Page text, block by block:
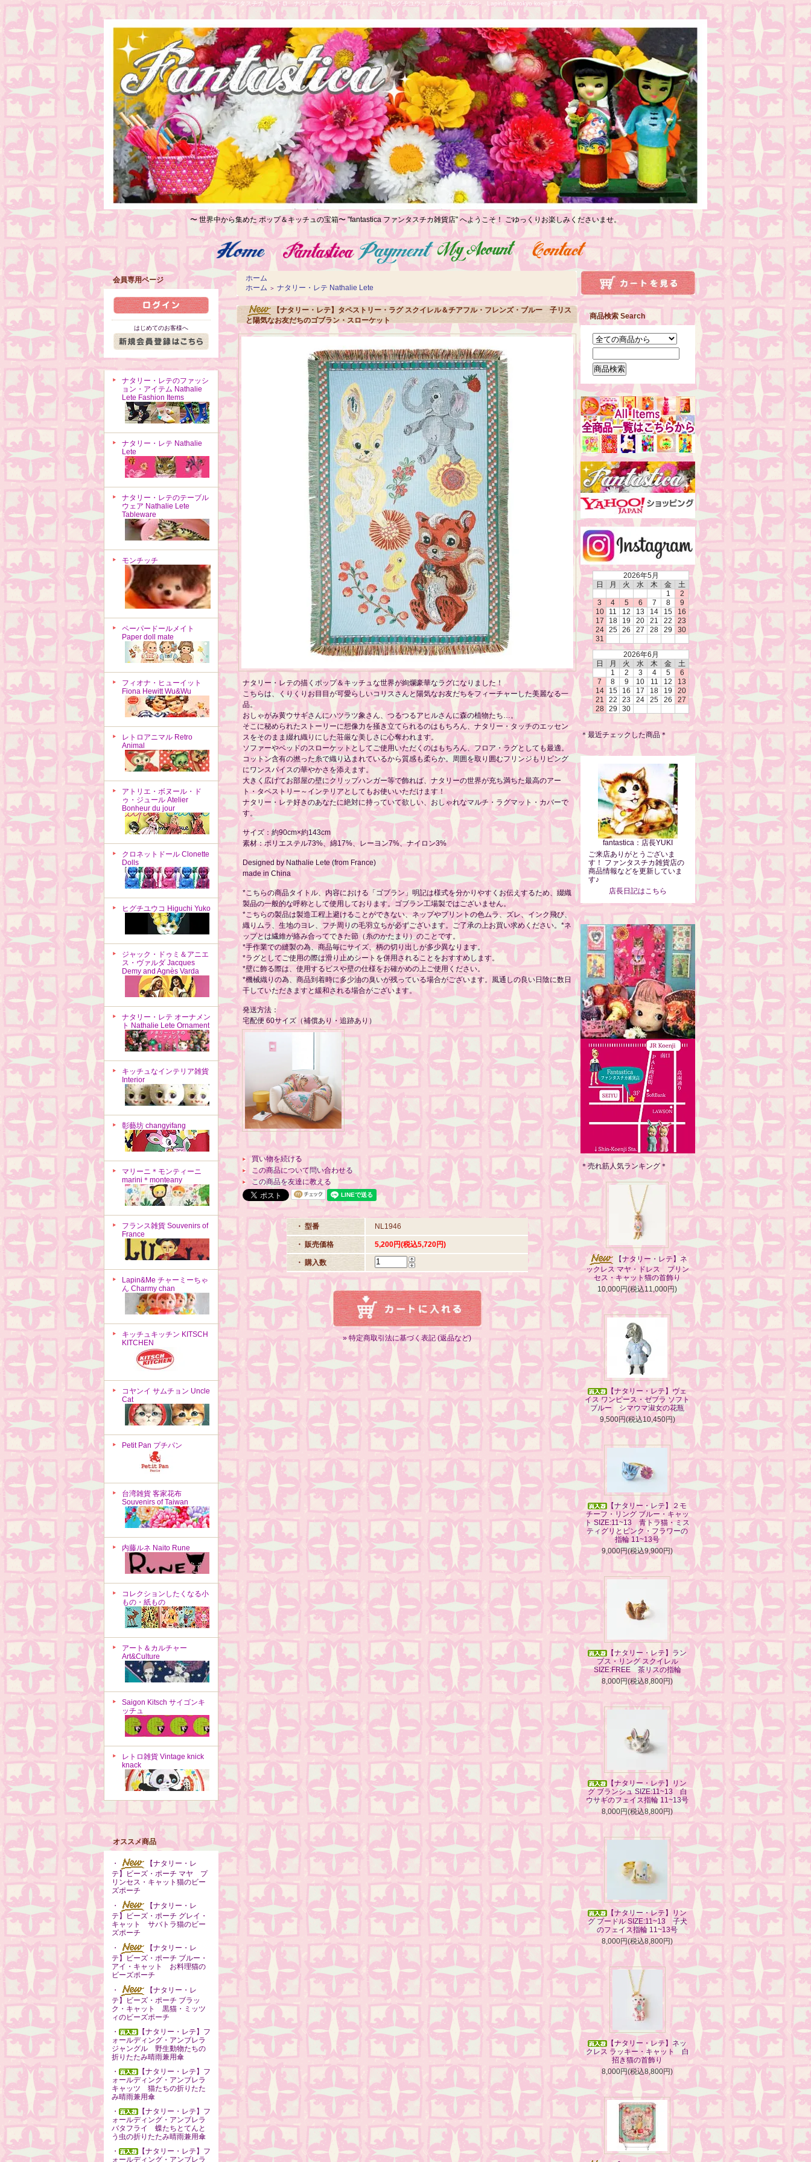
ファンタスチカ レトロ ナタリーレテ クロネットドール ヒグチユウコ キッチュキッチン Lapin&me tokyo koenji 東京 高円寺
〜 世界中から集めた ポップ＆キッチュの宝箱〜 "fantastica ファンタスチカ雑貨店" へようこそ！ ごゆっくりお楽しみくださいませ。
会員専用ページ
はじめてのお客様へ
ナタリー・レテのファッシ
ョン・アイテム Nathalie
Lete Fashion Items
ナタリー・レテ Nathalie
Lete
ナタリー・レテのテーブル
ウェア Nathalie Lete
Tableware
モンチッチ
ペーパードールメイト
Paper doll mate
フィオナ・ヒューイット
Fiona Hewitt Wu&Wu
レトロアニマル Retro
Animal
アトリエ・ボヌール・ド
ゥ・ジュール Atelier
Bonheur du jour
クロネットドール Clonette
Dolls
ヒグチユウコ Higuchi Yuko
ジャック・ドゥミ＆アニエ
ス・ヴァルダ Jacques
Demy and Agnès Varda
ナタリー・レテ オーナメン
ト Nathalie Lete Ornament
キッチュなインテリア雑貨
Interior
彰藝坊 changyifang
マリーニ＊モンティーニ
marini＊monteany
フランス雑貨 Souvenirs of
France
Lapin&Me チャーミーちゃ
ん Charmy chan
キッチュキッチン KITSCH
KITCHEN
コヤンイ サムチョン Uncle
Cat
Petit Pan プチパン
台湾雑貨 客家花布
Souvenirs of Taiwan
内藤ルネ Naito Rune
コレクションしたくなる小
もの・紙もの
アート＆カルチャー
Art&Culture
Saigon Kitsch サイゴンキ
ッチュ
レトロ雑貨 Vintage knick
knack
オススメ商品
・
【ナタリー・レ
テ】ビーズ・ポーチ マヤ プ
リンセス・キャット猫のビー
ズポーチ
・
【ナタリー・レ
テ】ビーズ・ポーチ グレイ・
キャット サバトラ猫のビー
ズポーチ
・
【ナタリー・レ
テ】ビーズ・ポーチ ブルー・
アイ・キャット お料理猫の
ビーズポーチ
・
【ナタリー・レ
テ】ビーズ・ポーチ ブラッ
ク・キャット 黒猫・ミッツ
ィのビーズポーチ
・
【ナタリー・レテ】フ
ォールディング・アンブレラ
ジャングル 野生動物たちの
折りたたみ晴雨兼用傘
・
【ナタリー・レテ】フ
ォールディング・アンブレラ
キャッツ 猫たちの折りたた
み晴雨兼用傘
・
【ナタリー・レテ】フ
ォールディング・アンブレラ
バタフライ 蝶たちとてんと
う虫の折りたたみ晴雨兼用傘
・
【ナタリー・レテ】フ
ォールディング・アンブレラ
ホーム
ホーム ＞ ナタリー・レテ Nathalie Lete
【ナタリー・レテ】タペストリー・ラグ スクイレル＆チアフル・フレンズ・ブルー 子リス
と陽気なお友だちのゴブラン・スローケット
ナタリー・レテの描くポップ＆キッチュな世界が絢爛豪華なラグになりました！
こちらは、くりくりお目目が可愛らしいコリスさんと陽気なお友だちをフィーチャーした美麗なる一
品。
おしゃがみ黄ウサギさんにハツラツ象さん、つるつるアヒルさんに森の植物たち…。
そこに秘められたストーリーに想像力を掻き立てられるのはもちろん、ナタリー・タッチのエッセン
スをそのまま綴れ織りにした荘厳な美しさに心奪われます。
ソファーやベッドのスローケットとしてご使用いただくのはもちろん、フロア・ラグとしても最適。
コットン含有の撚った糸で織り込まれているから質感も柔らか。周囲を取り囲むフリンジもリビング
にワンスパイスの華やかさを添えます。
大きく広げてお部屋の壁にクリップハンガー等で飾れば、ナタリーの世界が充ち満ちた最高のアー
ト・タペストリー～インテリアとしてもお使いいただけます！
ナタリー・レテ好きのあなたに絶対に持っていて欲しい、おしゃれなマルチ・ラグマット・カバーで
す。
サイズ：約90cm×約143cm
素材：ポリエステル73%、綿17%、レーヨン7%、ナイロン3%
Designed by Nathalie Lete (from France)
made in China
*こちらの商品タイトル、内容における「ゴブラン」明記は様式を分かりやすくお伝えするため、綴織
製品の一般的な呼称として使用しております。ゴブラン工場製ではございません。
*こちらの製品は製造工程上避けることができない、ネップやプリントの色ムラ、ズレ、インク飛び、
織りムラ、生地のヨレ、フチ周りの毛羽立ちが必ずございます。ご了承の上お買い求めください。*ネ
ップとは繊維が絡み合ってできた節（糸のかたまり）のことです。
*手作業での縫製の為、商品毎にサイズ、柄の切り出しが多少異なります。
*ラグとしてご使用の際は滑り止めシートを併用されることをおすすめします。
*壁に飾る際は、使用するビスや壁の仕様をお確かめの上ご使用ください。
*機械織りの為、商品到着時に多少油の臭いが残っている場合がございます。風通しの良い日陰に数日
干していただきますと緩和される場合がございます。
発送方法：
宅配便 60サイズ（補償あり・追跡あり）
買い物を続ける
この商品について問い合わせる
この商品を友達に教える
・ 型番 NL1946
・ 販売価格 5,200円(税込5,720円)
・ 購入数
» 特定商取引法に基づく表記 (返品など)
商品検索 Search
2026年5月
日
月 火 水 木 金
土
1
2
3
4 5 6 7 8
9
10
11 12 13 14 15
16
17
18 19 20 21 22
23
24
25 26 27 28 29
30
31
2026年6月
日
月 火 水 木 金
土
1
2 3 4 5
6
7
8 9 10 11 12
13
14
15 16 17 18 19
20
21
22 23 24 25 26
27
28
29 30
＊最近チェックした商品＊
fantastica：店長YUKI
ご来店ありがとうございま
す！ ファンタスチカ雑貨店の
商品情報などを更新していま
す♪
店長日記はこちら
＊売れ筋人気ランキング＊
【ナタリー・レテ】ネ
ックレス マヤ・ドレス プリン
セス・キャット猫の首飾り
10,000円(税込11,000円)
【ナタリー・レテ】ヴェ
イス ワンピース・ゼブラ ソフト
ブルー シマウマ淑女の花瓶
9,500円(税込10,450円)
【ナタリー・レテ】２モ
チーフ・リング ブルー・キャッ
ト SIZE:11~13 青トラ猫・ミス
ティグリとピンク・フラワーの
指輪 11~13号
9,000円(税込9,900円)
【ナタリー・レテ】ラン
プス・リング スクイレル
SIZE:FREE 茶リスの指輪
8,000円(税込8,800円)
【ナタリー・レテ】リン
グ ブランシュ SIZE:11~13 白
ウサギのフェイス指輪 11~13号
8,000円(税込8,800円)
【ナタリー・レテ】リン
グ プードル SIZE:11~13 子犬
のフェイス指輪 11~13号
8,000円(税込8,800円)
【ナタリー・レテ】ネッ
クレス ラッキー・キャット 白
招き猫の首飾り
8,000円(税込8,800円)